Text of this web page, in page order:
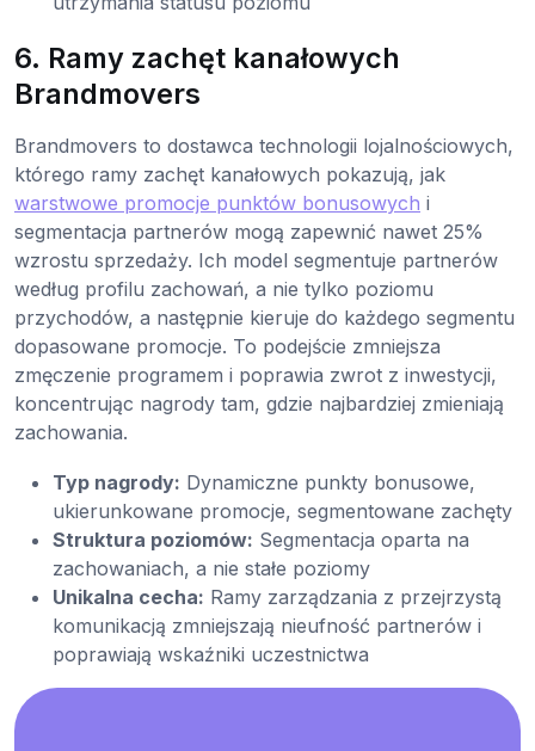
6. Ramy zachęt kanałowych
Brandmovers
Brandmovers to dostawca technologii lojalnościowych,
którego ramy zachęt kanałowych pokazują, jak
warstwowe promocje punktów bonusowych i
segmentacja partnerów mogą zapewnić nawet 25%
wzrostu sprzedaży. Ich model segmentuje partnerów
według profilu zachowań, a nie tylko poziomu
przychodów, a następnie kieruje do każdego segmentu
dopasowane promocje. To podejście zmniejsza
zmęczenie programem i poprawia zwrot z inwestycji,
koncentrując nagrody tam, gdzie najbardziej zmieniają
zachowania.
Typ nagrody: Dynamiczne punkty bonusowe,
ukierunkowane promocje, segmentowane zachęty
Struktura poziomów: Segmentacja oparta na
zachowaniach, a nie stałe poziomy
Unikalna cecha: Ramy zarządzania z przejrzystą
komunikacją zmniejszają nieufność partnerów i
poprawiają wskaźniki uczestnictwa